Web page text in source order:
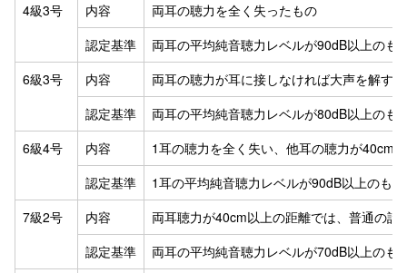
4級3号
内容
両耳の聴力を全く失ったもの
認定基準
両耳の平均純音聴力レベルが90dB以上の
6級3号
内容
両耳の聴力が耳に接しなければ大声を解す
認定基準
両耳の平均純音聴力レベルが80dB以上の
6級4号
内容
1耳の聴力を全く失い、他耳の聴力が40cm
認定基準
1耳の平均純音聴力レベルが90dB以上のも
7級2号
内容
両耳聴力が40cm以上の距離では、普通の
認定基準
両耳の平均純音聴力レベルが70dB以上の